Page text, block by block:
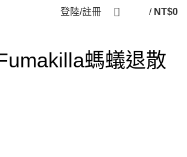
登陸/註冊 / NT$0
螞蟻退散